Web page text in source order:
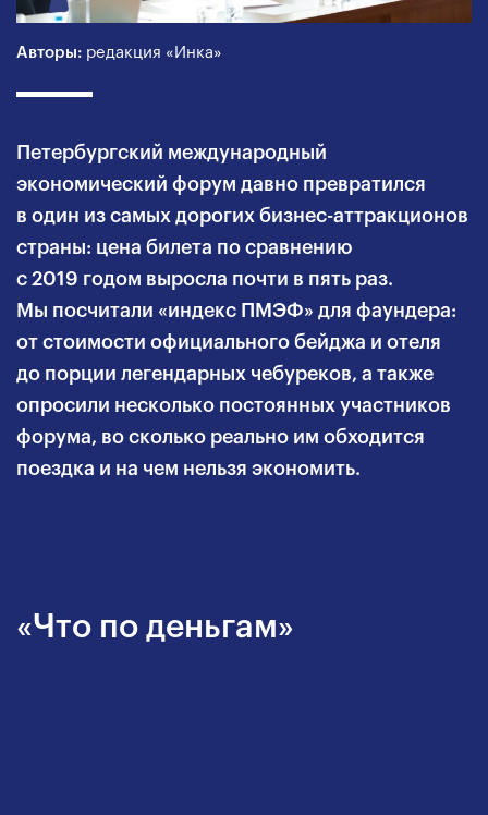
Авторы: редакция «Инка»
Петербургский международный
экономический форум давно превратился
в один из самых дорогих бизнес-аттракционов
страны: цена билета по сравнению
с 2019 годом выросла почти в пять раз.
Мы посчитали «индекс ПМЭФ» для фаундера:
от стоимости официального бейджа и отеля
до порции легендарных чебуреков, а также
опросили несколько постоянных участников
форума, во сколько реально им обходится
поездка и на чем нельзя экономить.
«Что по деньгам»